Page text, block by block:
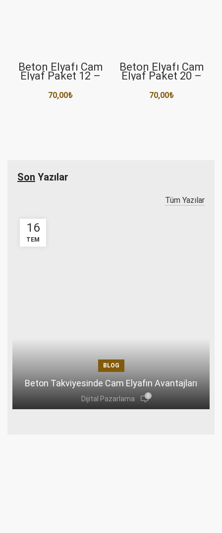
Beton Elyafı Cam
Elyaf Paket 12 –
20mm 900gr
70,00₺
Beton Elyafı Cam
Elyaf Paket 20 –
40mm 900gr
70,00₺
Son Yazılar
Tüm Yazılar
16
TEM
BLOG
Beton Takviyesinde Cam Elyafın Avantajları
Dijital Pazarlama 0